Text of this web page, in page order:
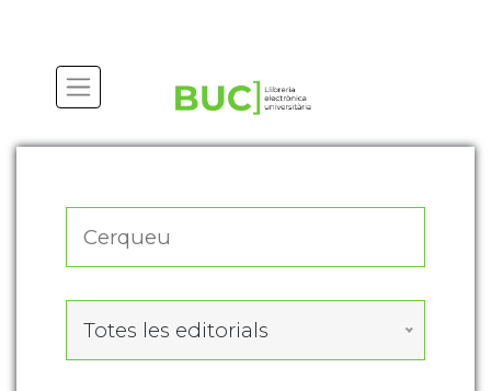
Totes les editorials